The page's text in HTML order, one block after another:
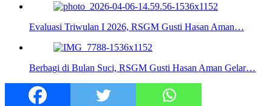
Evaluasi Triwulan I 2026, RSGM Gusti Hasan Aman…
Berbagi di Bulan Suci, RSGM Gusti Hasan Aman Gelar…